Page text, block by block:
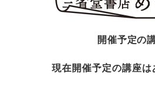
開催予定の
現在開催予定の講座は